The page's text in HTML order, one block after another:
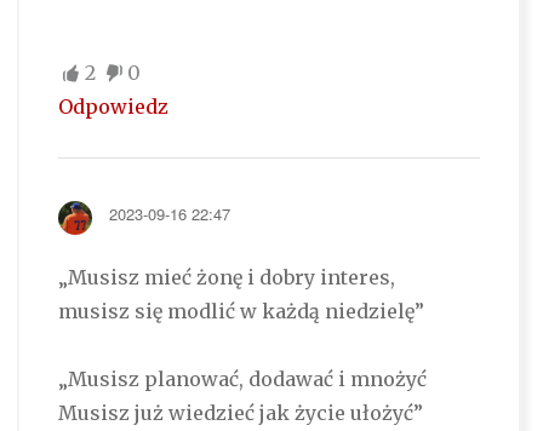
2
0
Odpowiedz
2023-09-16 22:47
„Musisz mieć żonę i dobry interes,
musisz się modlić w każdą niedzielę”
„Musisz planować, dodawać i mnożyć
Musisz już wiedzieć jak życie ułożyć”